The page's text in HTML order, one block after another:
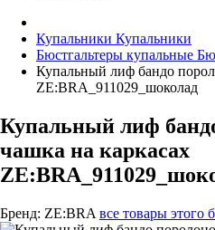
Купальники Купальники
Бюстгальтеры купальные
Купальный лиф бандо
ZE:BRA_911029_шоколад
Купальный лиф
чашка на каркасах
Бренд: ZE:BRA все товары этого